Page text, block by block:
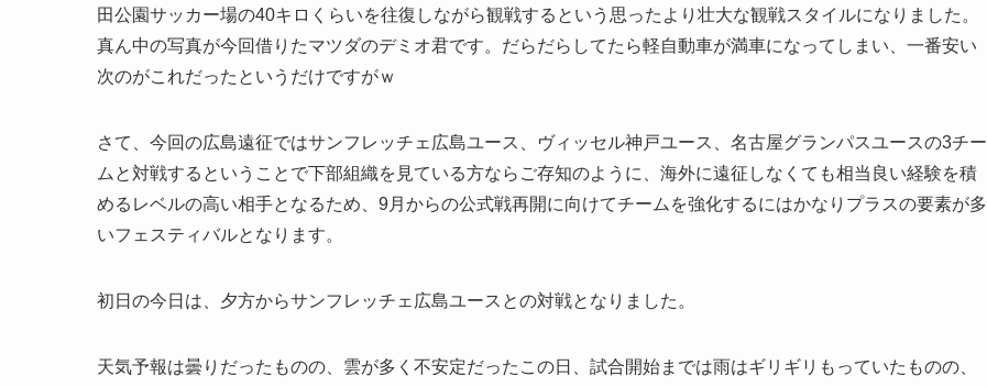
田公園サッカー場の40キロくらいを往復しながら観戦するという思ったより壮大な観戦スタイルになりました。
真ん中の写真が今回借りたマツダのデミオ君です。だらだらしてたら軽自動車が満車になってしまい、一番安い
次のがこれだったというだけですがｗ
さて、今回の広島遠征ではサンフレッチェ広島ユース、ヴィッセル神戸ユース、名古屋グランパスユースの3チー
ムと対戦するということで下部組織を見ている方ならご存知のように、海外に遠征しなくても相当良い経験を積
めるレベルの高い相手となるため、9月からの公式戦再開に向けてチームを強化するにはかなりプラスの要素が多
いフェスティバルとなります。
初日の今日は、夕方からサンフレッチェ広島ユースとの対戦となりました。
天気予報は曇りだったものの、雲が多く不安定だったこの日、試合開始までは雨はギリギリもっていたものの、